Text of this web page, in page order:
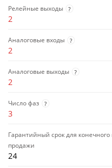
Релейные выходы ?
2
Аналоговые входы ?
2
Аналоговые выходы ?
2
Число фаз ?
3
Гарантийный срок для
продажи
24